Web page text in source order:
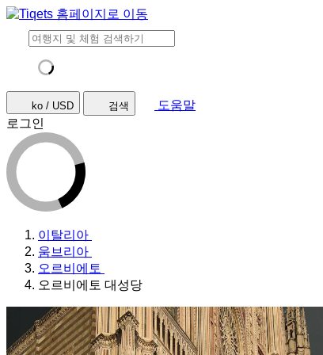
ko / USD 검색
도움말
로그인
이탈리아
움브리아
오르비에토
오르비에토 대성당